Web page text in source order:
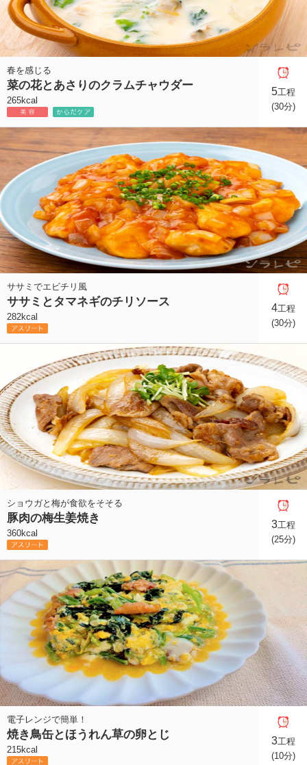
春を感じる
菜の花とあさりのクラムチャウダー
265kcal
5工程
(30分)
ササミでエビチリ風
ササミとタマネギのチリソース
282kcal
4工程
(30分)
ショウガと梅が食欲をそそる
豚肉の梅生姜焼き
360kcal
3工程
(25分)
電子レンジで簡単！
焼き鳥缶とほうれん草の卵とじ
215kcal
3工程
(10分)